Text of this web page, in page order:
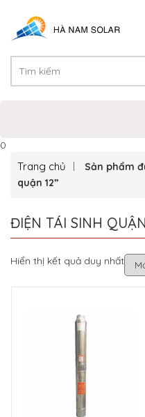
0
Trang chủ
Sản phẩm
quận 12”
ĐIỆN TÁI SINH
Hiển thị kết quả duy nhất